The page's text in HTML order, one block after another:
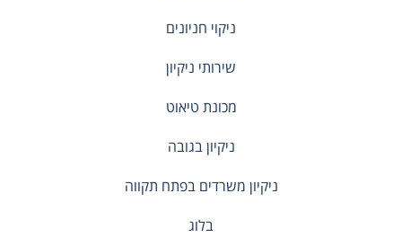
ניקוי חניונים
שירותי ניקיון
מכונת טיאוט
ניקיון בגובה
ניקיון משרדים בפתח תקווה
בלוג